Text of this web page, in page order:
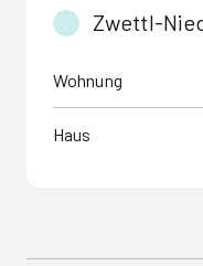
Zwettl-
Wohnung
Haus